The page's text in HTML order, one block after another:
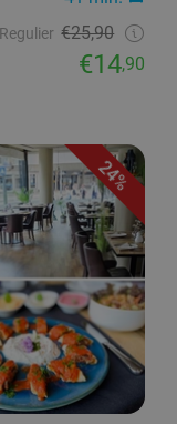
Regulier €25,90
€14,90
24%